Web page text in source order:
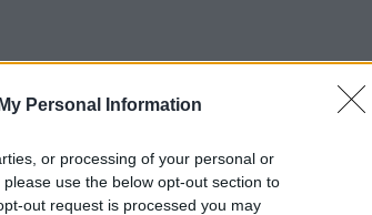
Personal Information
or processing of your personal or
use the below opt-out section to
out request is processed you may